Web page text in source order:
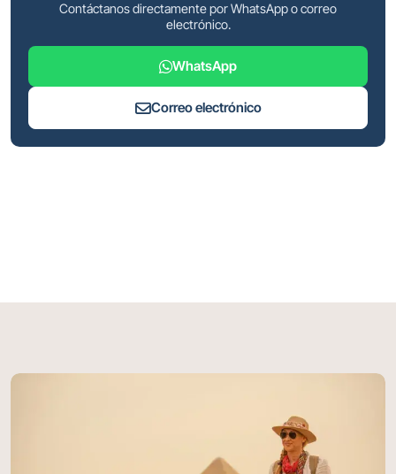
Contáctanos directamente por WhatsApp o correo
electrónico.
WhatsApp
Correo electrónico